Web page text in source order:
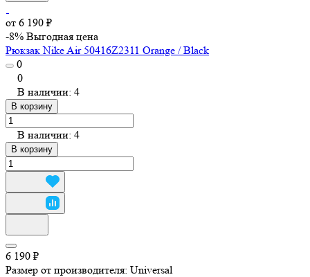
от 6 190 ₽
-8% Выгодная цена
Рюкзак Nike Air 50416Z2311 Orange / Black
0
0
В наличии: 4
В корзину
В наличии: 4
В корзину
6 190 ₽
Размер от производителя: Universal